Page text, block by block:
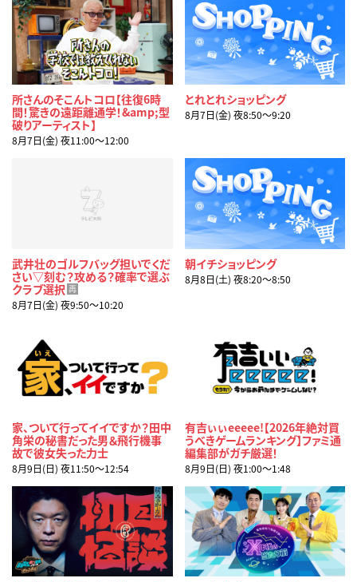
所さんのそこんトコロ【往復6時
間！驚きの遠距離通学！&amp;型
破りアーティスト】
8月7日(金) 夜11:00〜12:00
とれとれショッピング
8月7日(金) 夜8:50〜9:20
武井壮のゴルフバッグ担いでくだ
さい▽刻む？攻める？確率で選ぶ
クラブ選択 再
8月7日(金) 夜9:50〜10:20
朝イチショッピング
8月8日(土) 夜8:20〜8:50
家、ついて行ってイイですか？田中
角栄の秘書だった男＆飛行機事
故で彼女失った力士
8月9日(日) 夜11:50〜12:54
有吉ぃぃeeeee!【2026年絶対買
うべきゲームランキング】ファミ通
編集部がガチ厳選！
8月9日(日) 夜1:00〜1:48